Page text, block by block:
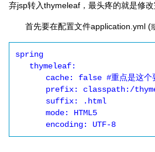
弃jsp转入thymeleaf，最头疼的就是修改
首先要在配置文件application.yml (
spring
   　　encoding: UTF-8